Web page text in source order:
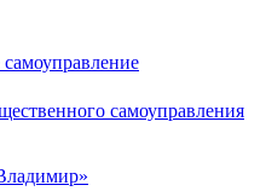
самоуправления